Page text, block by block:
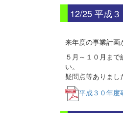
12/25 平成
来年度の事業計画
５月～１０月ま
い。
疑問点等ありまし
平成３０年度